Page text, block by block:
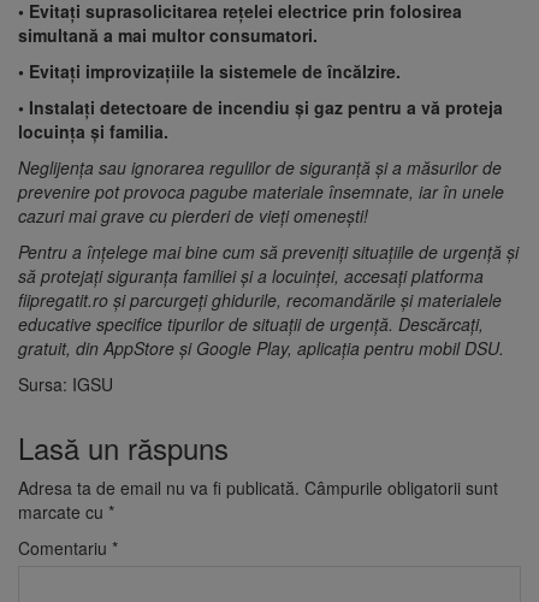
• Evitați suprasolicitarea rețelei electrice prin folosirea
simultană a mai multor consumatori.
• Evitați improvizațiile la sistemele de încălzire.
• Instalați detectoare de incendiu și gaz pentru a vă proteja
locuința și familia.
Neglijența sau ignorarea regulilor de siguranță și a măsurilor de
prevenire pot provoca pagube materiale însemnate, iar în unele
cazuri mai grave cu pierderi de vieți omenești!
Pentru a înțelege mai bine cum să preveniți situațiile de urgență și
să protejați siguranța familiei și a locuinței, accesați platforma
fiipregatit.ro și parcurgeți ghidurile, recomandările și materialele
educative specifice tipurilor de situații de urgență. Descărcați,
gratuit, din AppStore și Google Play, aplicația pentru mobil DSU.
Sursa: IGSU
Lasă un răspuns
Adresa ta de email nu va fi publicată. Câmpurile obligatorii sunt
marcate cu *
Comentariu *